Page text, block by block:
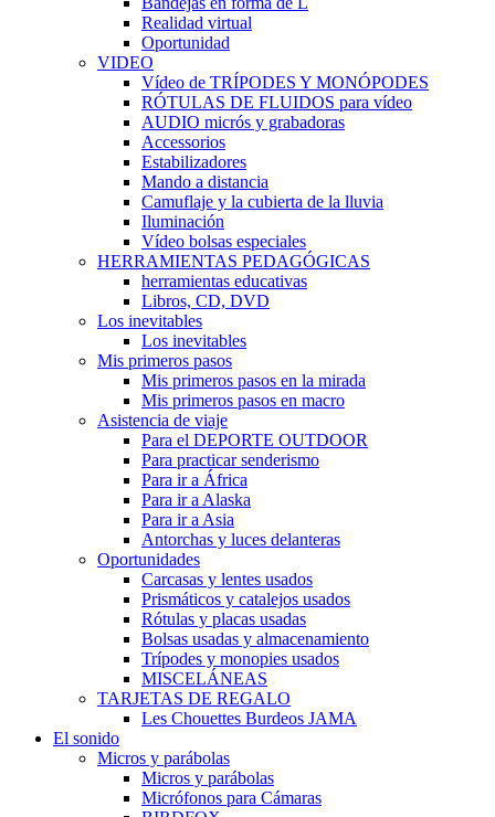
Realidad virtual
Oportunidad
VIDEO
Vídeo de TRÍPODES Y MONÓPODES
RÓTULAS DE FLUIDOS para vídeo
AUDIO micrós y grabadoras
Accessorios
Estabilizadores
Mando a distancia
Camuflaje y la cubierta de la lluvia
Iluminación
Vídeo bolsas especiales
HERRAMIENTAS PEDAGÓGICAS
herramientas educativas
Libros, CD, DVD
Los inevitables
Los inevitables
Mis primeros pasos
Mis primeros pasos en la mirada
Mis primeros pasos en macro
Asistencia de viaje
Para el DEPORTE OUTDOOR
Para practicar senderismo
Para ir a África
Para ir a Alaska
Para ir a Asia
Antorchas y luces delanteras
Oportunidades
Carcasas y lentes usados
Prismáticos y catalejos usados
Rótulas y placas usadas
Bolsas usadas y almacenamiento
Trípodes y monopies usados
MISCELÁNEAS
TARJETAS DE REGALO
Les Chouettes Burdeos JAMA
El sonido
Micros y parábolas
Micros y parábolas
Micrófonos para Cámaras